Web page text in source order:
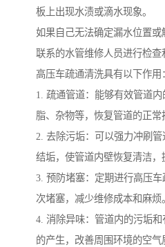
板上出现水渍或滴水现象。
如果自己无法确定漏水位置
联系的水管维修人员进行检查
高压车疏通清洗具有以下作用：
1. 疏通管道：能够有效管道
脂、杂物等，恢复管道的正常
2. 去除污垢：可以强力冲刷
结垢，使管道内壁恢复清洁，
3. 预防堵塞：定期进行高压
次堵塞，减少维修成本和麻烦。
4. 消除异味：管道内的污垢
的产生，改善周围环境的空气